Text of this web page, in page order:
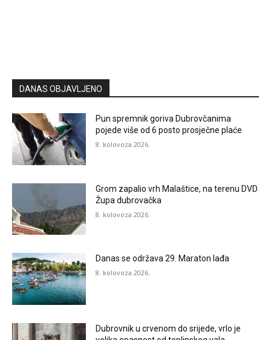
DANAS OBJAVLJENO
Pun spremnik goriva Dubrovčanima
pojede više od 6 posto prosječne plaće
8. kolovoza 2026.
Grom zapalio vrh Malaštice, na terenu DVD
Župa dubrovačka
8. kolovoza 2026.
Danas se održava 29. Maraton lađa
8. kolovoza 2026.
Dubrovnik u crvenom do srijede, vrlo je